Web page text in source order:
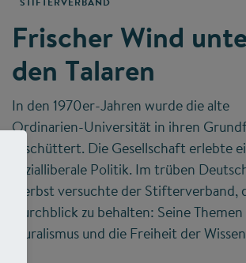
Frischer Wind
den Talaren
In den 1970er-Jahren wurde die alte
Ordinarien-Universität in ihren
erschüttert. Die Gesellschaft erlebte
sozialliberale Politik. Im trüben
Herbst versuchte der Stifterverband,
Durchblick zu behalten: Seine
Pluralismus und die Freiheit der